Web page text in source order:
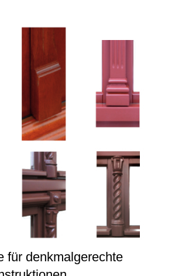
Faltschiebetüre konfigurieren
für denkmalgerechte